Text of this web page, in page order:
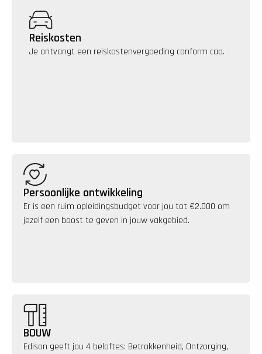
Reiskosten
Je ontvangt een reiskostenvergoeding conform cao.
Persoonlijke ontwikkeling
Er is een ruim opleidingsbudget voor jou tot €2.000 om
jezelf een boost te geven in jouw vakgebied.
BOUW
Edison geeft jou 4 beloftes: Betrokkenheid, Ontzorging,